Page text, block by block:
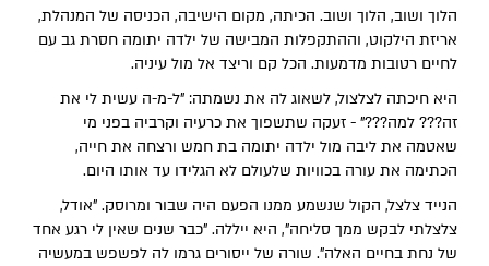
הלוך ושוב, הלוך ושוב. הכיתה, מקום הישיבה, הכניסה של המנהלת,
אריזת הילקוט, וההתקפלות המבישה של ילדה יתומה חסרת גב עם
לחיים רטובות מדמעות. הכל קם וריצד אל מול עיניה.
היא חיכתה לצלצול, לשאוג לה את נשמתה: "ל-מ-ה עשית לי את
זה??? למה???" - זעקה שתשפוך את כרעיה וקרביה בפני מי
שאטמה את ליבה מול ילדה יתומה בת חמש ורצחה את חייה,
הכתימה את עורה בכוויות שלעולם לא הגלידו עד אותו היום.
הנייד צלצל, הקול שנשמע ממנו הפעם היה שבור ומרוסק. "אודל,
צלצלתי לבקש ממך סליחה", היא ייללה. "כבר שנים שאין לי רגע אחד
של נחת בחיים האלה". שורה של ייסורים גרמו לה לפשפש במעשיה